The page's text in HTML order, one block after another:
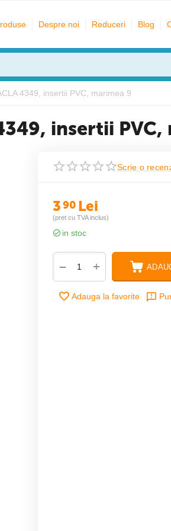
Despre noi Reduceri Blog
4349, insertii PVC, marimea 9
insertii PVC,
Scrie o
390 Lei
(pret cu TVA inclus)
in stoc
+
−
Adauga la favorite